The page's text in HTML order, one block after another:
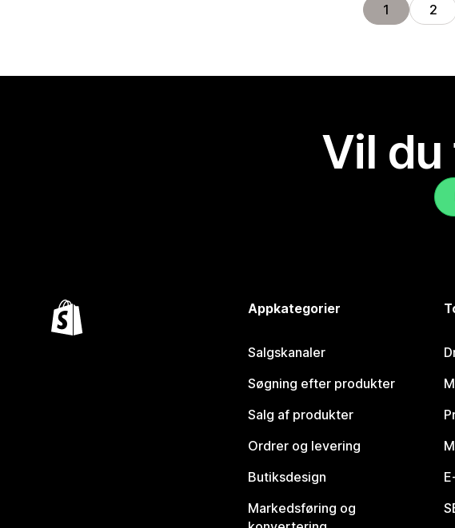
1 2
Vil
Appkategorier
Salgskanaler
Søgning efter produkter
Salg af produkter
Ordrer og levering
Butiksdesign
Markedsføring og